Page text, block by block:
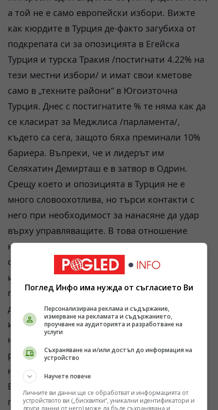
а той не е само европейски избори. Вижте
как кюрдите в Турция де-факто загубиха от
подкрепата си за опозицията в Егейска
Турция и турска Тракия /постигнати 4.22% на
тези местни избори/ и имат свои кметове
само в „техните райони“ в Югоизточна
Турция. Днес с постигнатите % те няма как да
се класират за Меджлиса /парламента/,
където са сега, защото бяха преминали 10%
бариера. Въпреки, че и лидерът им
Селяхатин Демирташ е в затвор в Одрин.
Срещу което и опозицията в Турция не е
много словоохотлива, но търси контакти с
него при необходимост за нанасяне да удар
върху управляващите. В това отношение
нормално е да се постави и въпрос кой има
сметка от промяна на управлението в Анкара
и кога това да стане? Също тест за нашите
геополитически пристрастия. А вътрешните
дела на Турция, включително свързани с
икономика, валутна криза, безработица и
намалена покупателна способност или
резултати от избори са си вътрешни дела и
ние можем само да информираме за тях.
Взимането на страна не е целесъобразна
политика. В това отношение и Анкара не би
Поглед Инфо има нужда от съгласието Ви
Персонализирана реклама и съдържание,
измерване на рекламата и съдържанието,
проучване на аудиторията и разработване на
услуги
Съхраняване на и/или достъп до информация на
устройство
Научете повече
Личните ви данни ще се обработват и информацията от
устройството ви („бисквитки“, уникални идентификатори и
други данни от него) може да бъде съхранявана и